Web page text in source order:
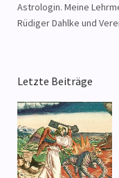
Astrologin. Meine
Rüdiger Dahlke und
Letzte Beiträge